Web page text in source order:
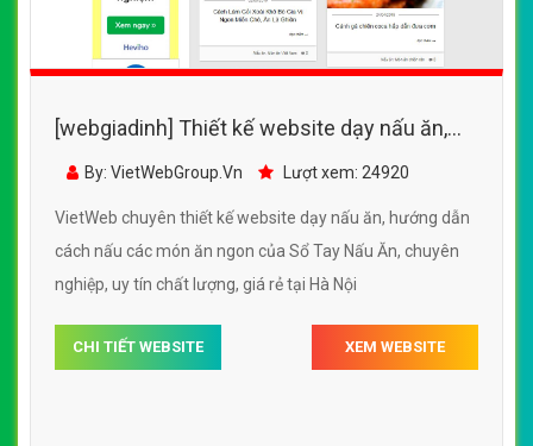
[webgiadinh] Thiết kế website dạy nấu ăn,
hướng dẫn cách nấu các món ăn ngon của
By: VietWebGroup.Vn Lượt xem: 24920
VietWeb chuyên thiết kế website dạy nấu ăn, hướng dẫn
cách nấu các món ăn ngon của Sổ Tay Nấu Ăn, chuyên
nghiệp, uy tín chất lượng, giá rẻ tại Hà Nội
CHI TIẾT WEBSITE XEM WEBSITE